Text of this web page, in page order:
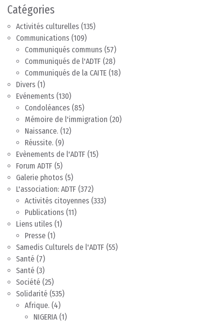
Catégories
Activités culturelles (135)
Communications (109)
Communiqués communs (57)
Communiqués de l'ADTF (28)
Communiqués de la CAITE (18)
Divers (1)
Evénements (130)
Condoléances (85)
Mémoire de l'immigration (20)
Naissance. (12)
Réussite. (9)
Evènements de l'ADTF (15)
Forum ADTF (5)
Galerie photos (5)
L'association: ADTF (372)
Activités citoyennes (333)
Publications (11)
Liens utiles (1)
Presse (1)
Samedis Culturels de l'ADTF (55)
Santé (7)
Santé (3)
Société (25)
Solidarité (535)
Afrique. (4)
NIGERIA(1)